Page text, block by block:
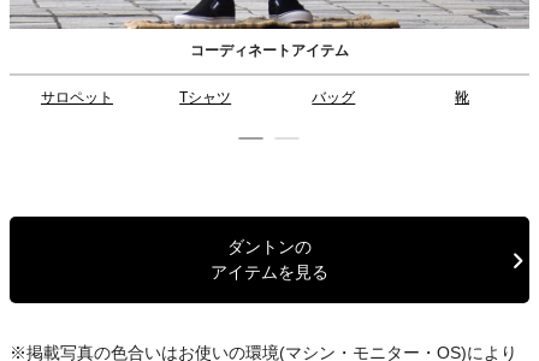
コーディネートアイテム
サロペット Tシャツ バッグ 靴
ダントンの
アイテムを見る
※掲載写真の色合いはお使いの環境(マシン・モニター・OS)により